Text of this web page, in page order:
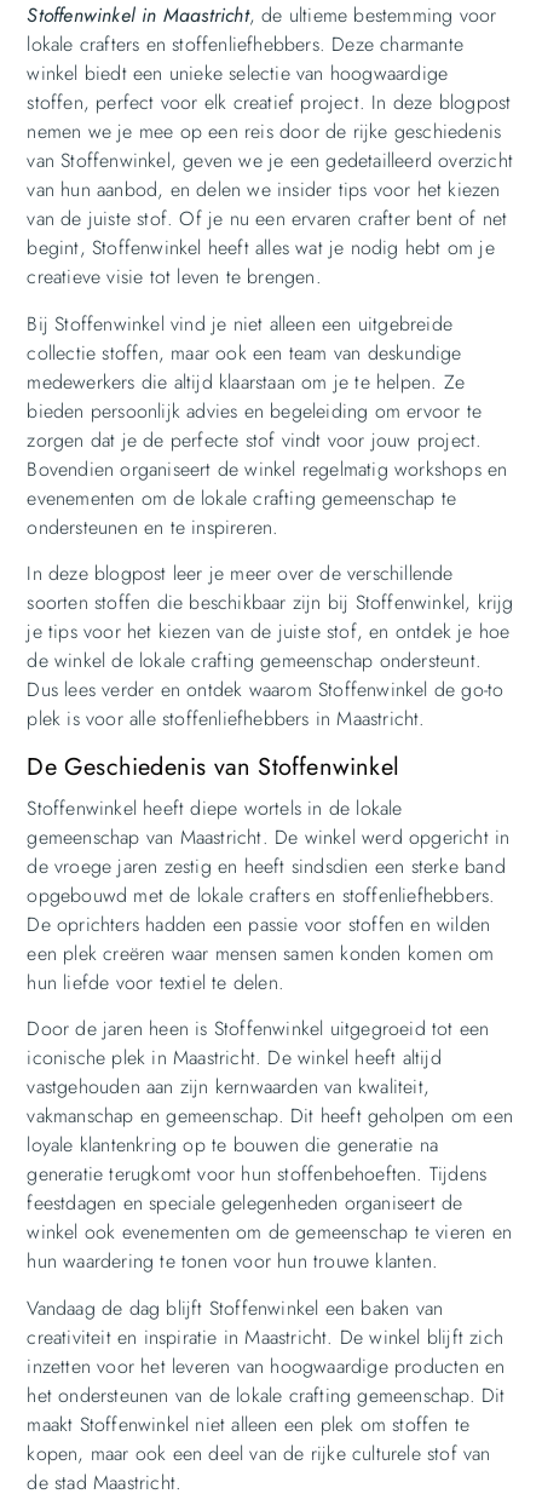
Stoffenwinkel in Maastricht, de ultieme bestemming voor
lokale crafters en stoffenliefhebbers. Deze charmante
winkel biedt een unieke selectie van hoogwaardige
stoffen, perfect voor elk creatief project. In deze blogpost
nemen we je mee op een reis door de rijke geschiedenis
van Stoffenwinkel, geven we je een gedetailleerd overzicht
van hun aanbod, en delen we insider tips voor het kiezen
van de juiste stof. Of je nu een ervaren crafter bent of net
begint, Stoffenwinkel heeft alles wat je nodig hebt om je
creatieve visie tot leven te brengen.
Bij Stoffenwinkel vind je niet alleen een uitgebreide
collectie stoffen, maar ook een team van deskundige
medewerkers die altijd klaarstaan om je te helpen. Ze
bieden persoonlijk advies en begeleiding om ervoor te
zorgen dat je de perfecte stof vindt voor jouw project.
Bovendien organiseert de winkel regelmatig workshops en
evenementen om de lokale crafting gemeenschap te
ondersteunen en te inspireren.
In deze blogpost leer je meer over de verschillende
soorten stoffen die beschikbaar zijn bij Stoffenwinkel, krijg
je tips voor het kiezen van de juiste stof, en ontdek je hoe
de winkel de lokale crafting gemeenschap ondersteunt.
Dus lees verder en ontdek waarom Stoffenwinkel de go-to
plek is voor alle stoffenliefhebbers in Maastricht.
De Geschiedenis van Stoffenwinkel
Stoffenwinkel heeft diepe wortels in de lokale
gemeenschap van Maastricht. De winkel werd opgericht in
de vroege jaren zestig en heeft sindsdien een sterke band
opgebouwd met de lokale crafters en stoffenliefhebbers.
De oprichters hadden een passie voor stoffen en wilden
een plek creëren waar mensen samen konden komen om
hun liefde voor textiel te delen.
Door de jaren heen is Stoffenwinkel uitgegroeid tot een
iconische plek in Maastricht. De winkel heeft altijd
vastgehouden aan zijn kernwaarden van kwaliteit,
vakmanschap en gemeenschap. Dit heeft geholpen om een
loyale klantenkring op te bouwen die generatie na
generatie terugkomt voor hun stoffenbehoeften. Tijdens
feestdagen en speciale gelegenheden organiseert de
winkel ook evenementen om de gemeenschap te vieren en
hun waardering te tonen voor hun trouwe klanten.
Vandaag de dag blijft Stoffenwinkel een baken van
creativiteit en inspiratie in Maastricht. De winkel blijft zich
inzetten voor het leveren van hoogwaardige producten en
het ondersteunen van de lokale crafting gemeenschap. Dit
maakt Stoffenwinkel niet alleen een plek om stoffen te
kopen, maar ook een deel van de rijke culturele stof van
de stad Maastricht.